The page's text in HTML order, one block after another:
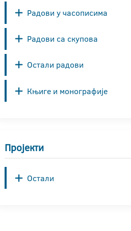
Радови у часописима
Радови са скупова
Остали радови
Књиге и монографије
Пројекти
Остали